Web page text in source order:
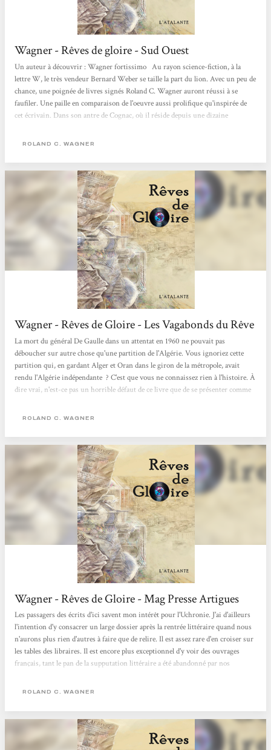
Wagner - Rêves de gloire - Sud Ouest
Un auteur à découvrir : Wagner fortissimo Au rayon science-fiction, à la
lettre W, le très vendeur Bernard Weber se taille la part du lion. Avec un peu de
chance, une poignée de livres signés Roland C. Wagner auront réussi à se
faufiler. Une paille en comparaison de l'oeuvre aussi prolifique qu'inspirée de
cet écrivain. Dans son antre de Cognac, où il réside depuis une dizaine
visqueux et de batailles au sabre laser. Non, chez Wagner, on assiste à des
ROLAND C. WAGNER
Wagner - Rêves de Gloire - Les Vagabonds du Rêve
La mort du général De Gaulle dans un attentat en 1960 ne pouvait pas
déboucher sur autre chose qu'une partition de l'Algérie. Vous ignoriez cette
partition qui, en gardant Alger et Oran dans le giron de la métropole, avait
rendu l'Algérie indépendante ? C'est que vous ne connaissez rien à l'histoire. À
dire vrai, n'est-ce pas un horrible défaut de ce livre que de se présenter comme
Un tour de force remarquable. Le récit lui-même n'en est pas un, assez
ROLAND C. WAGNER
Wagner - Rêves de Gloire - Mag Presse Artigues
Les passagers des écrits d'ici savent mon intérêt pour l'Uchronie. J'ai d'ailleurs
l'intention d'y consacrer un large dossier après la rentrée littéraire quand nous
n'aurons plus rien d'autres à faire que de relire. Il est assez rare d'en croiser sur
les tables des libraires. Il est encore plus exceptionnel d'y voir des ouvrages
français, tant le pan de la supputation littéraire a été abandonné par nos
paramètres. De Gaulle est mort, dans un attentat, tout çà parce qu'il ne...
ROLAND C. WAGNER